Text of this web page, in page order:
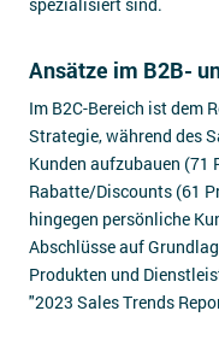
Ansätze im B2B-
Im B2C-Bereich ist dem
Strategie, während des
Kunden aufzubauen (71
Rabatte/Discounts (61
hingegen persönliche
Abschlüsse auf
Produkten und
"2023 Sales Trends